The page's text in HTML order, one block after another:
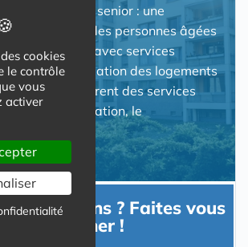
services pour senior : une
le logement des personnes âgées
Ces résidences avec services
vente ou en location des logements
qui intègrent des services
l'animation, le
? Faites vous
accompagner !
cookies
le contrôle
vous
activer